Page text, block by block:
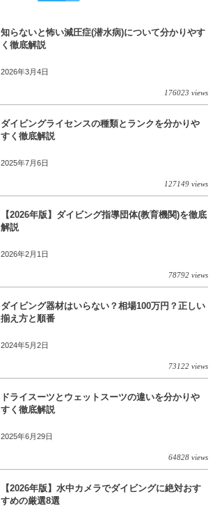
知らないと怖い減圧症(潜水病)について分かりやす
く徹底解説
2026年3月4日
176023 views
ダイビングライセンスの種類とランクを分かりや
すく徹底解説
2025年7月6日
127149 views
【2026年版】ダイビング指導団体(教育機関)を徹底
解説
2026年2月1日
78792 views
ダイビング器材はいらない？相場100万円？正しい
揃え方と順番
2024年5月2日
73122 views
ドライスーツとウェットスーツの違いを分かりや
すく徹底解説
2025年6月29日
64828 views
【2026年版】水中カメラでダイビングに絶対おす
すめの厳選8選